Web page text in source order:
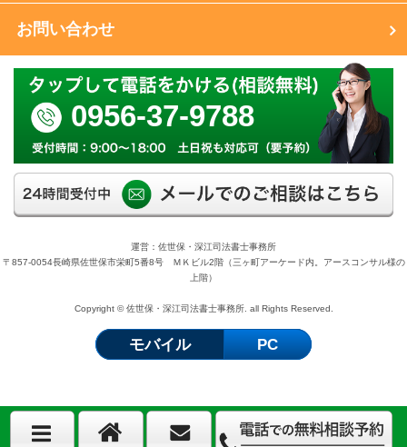
お問い合わせ
0956-37-9788
運営：佐世保・深江司法書士事務所
〒857-0054長崎県佐世保市栄町5番8号 ＭＫビル2階（三ヶ町アーケード内。アースコンサル様の
上階）
Copyright © 佐世保・深江司法書士事務所. all Rights Reserved.
モバイル PC